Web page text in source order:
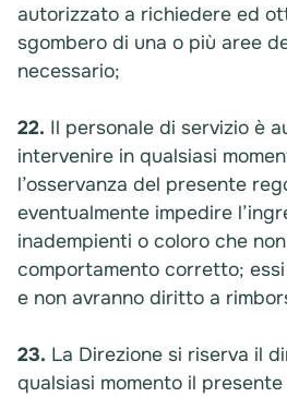
autorizzato a richiedere ed
sgombero di una o più aree
necessario;
22. Il personale di servizio è
intervenire in qualsiasi
l’osservanza del presente
eventualmente impedire
inadempienti o coloro che
comportamento corretto;
e non avranno diritto a
23. La Direzione si riserva il
qualsiasi momento il